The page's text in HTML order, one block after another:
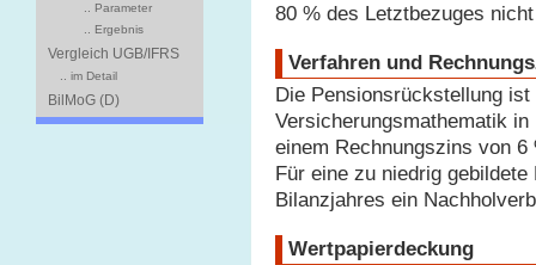
.. Parameter
.. Ergebnis
Vergleich UGB/IFRS
.. im Detail
BilMoG (D)
80 % des Letztbezuges
Verfahren und
Die Pensionsrückstellung
Versicherungsmathematik
einem Rechnungszins von 6
Für eine zu niedrig
Bilanzjahres ein
Wertpapierdeckung